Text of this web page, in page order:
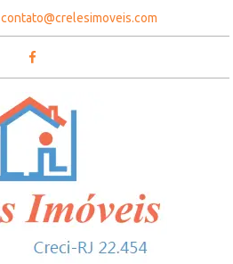
contato@crelesimoveis.com